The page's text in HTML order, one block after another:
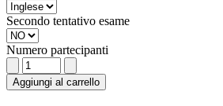
Secondo tentativo esame
Numero partecipanti
Aggiungi al carrello